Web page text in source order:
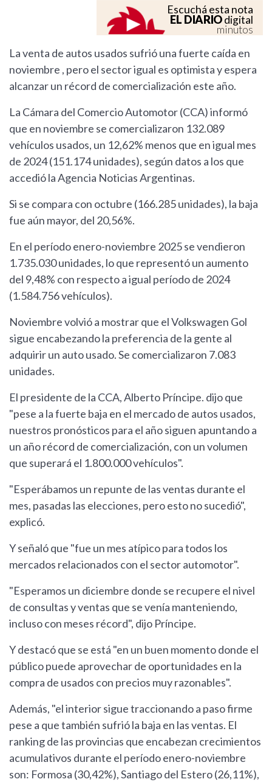
Escuchá esta nota
EL DIARIOdigital
minutos
La venta de autos usados sufrió una fuerte caída en
noviembre , pero el sector igual es optimista y espera
alcanzar un récord de comercialización este año.
La Cámara del Comercio Automotor (CCA) informó
que en noviembre se comercializaron 132.089
vehículos usados, un 12,62% menos que en igual mes
de 2024 (151.174 unidades), según datos a los que
accedió la Agencia Noticias Argentinas.
Si se compara con octubre (166.285 unidades), la baja
fue aún mayor, del 20,56%.
En el período enero-noviembre 2025 se vendieron
1.735.030 unidades, lo que representó un aumento
del 9,48% con respecto a igual período de 2024
(1.584.756 vehículos).
Noviembre volvió a mostrar que el Volkswagen Gol
sigue encabezando la preferencia de la gente al
adquirir un auto usado. Se comercializaron 7.083
unidades.
El presidente de la CCA, Alberto Príncipe. dijo que
"pese a la fuerte baja en el mercado de autos usados,
nuestros pronósticos para el año siguen apuntando a
un año récord de comercialización, con un volumen
que superará el 1.800.000 vehículos".
"Esperábamos un repunte de las ventas durante el
mes, pasadas las elecciones, pero esto no sucedió",
explicó.
Y señaló que "fue un mes atípico para todos los
mercados relacionados con el sector automotor".
"Esperamos un diciembre donde se recupere el nivel
de consultas y ventas que se venía manteniendo,
incluso con meses récord", dijo Príncipe.
Y destacó que se está "en un buen momento donde el
público puede aprovechar de oportunidades en la
compra de usados con precios muy razonables".
Además, "el interior sigue traccionando a paso firme
pese a que también sufrió la baja en las ventas. El
ranking de las provincias que encabezan crecimientos
acumulativos durante el período enero-noviembre
son: Formosa (30,42%), Santiago del Estero (26,11%),